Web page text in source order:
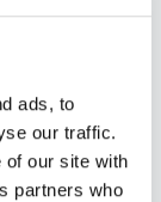
ads, to
our traffic.
of our site with
partners who
DIE